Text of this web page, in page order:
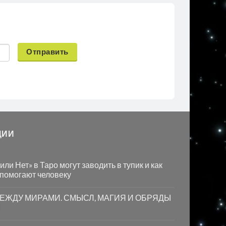
Отправить
Нет» в Таро могут заводить в тупик и как
человеку
МИРАМИ. СМЫСЛ, МАГИЯ И ОБРЯДЫ